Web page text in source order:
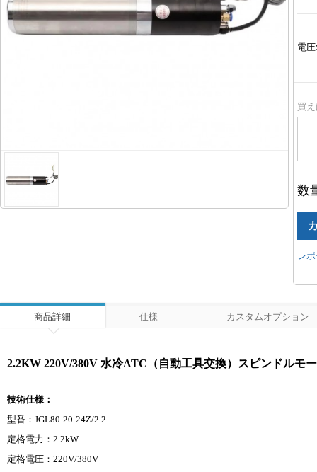
電圧:
買
数
レ
商品詳細 仕様 カスタムオプション
2.2KW 220V/380V 水冷ATC（自動工具交換）スピンドルモ
技術仕様：
型番：JGL80-20-24Z/2.2
定格電力：2.2kW
定格電圧：220V/380V